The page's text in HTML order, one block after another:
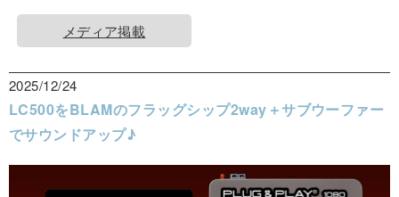
メディア掲載
2025/12/24
LC500をBLAMのフラッグシップ2way＋サブウーファー
でサウンドアップ♪